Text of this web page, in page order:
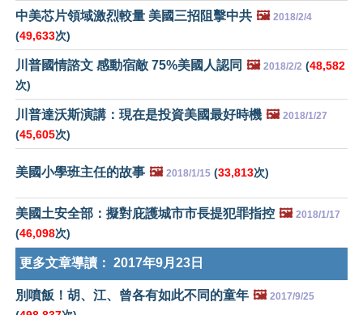
中美芯片領域激烈較量 美國三招阻擊中共 🖼️ 2018/2/4
(49,633次)
川普國情諮文 感動宿敵 75%美國人認同 🖼️ 2018/2/2 (48,582
次)
川普達沃斯演講：現在是投資美國最好時機 🖼️ 2018/1/27
(45,605次)
美國小學班主任的故事 🖼️ 2018/1/15 (33,813次)
美國土安全部：擬對庇護城市市長提犯罪指控 🖼️ 2018/1/17
(46,098次)
更多文章導讀： 2017年9月23日
別噴飯！胡、江、曾各有如此不同的童年 🖼️ 2017/9/25